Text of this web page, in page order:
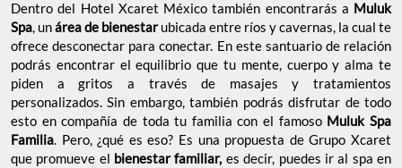
Dentro del Hotel Xcaret México también encontrarás a Muluk
Spa, unárea de bienestarubicada entre ríos y cavernas, la cual te
ofrece desconectar para conectar. En este santuario de relación
podrás encontrar el equilibrio que tu mente, cuerpo y alma te
piden a gritos a través de masajes y tratamientos
personalizados. Sin embargo, también podrás disfrutar de todo
esto en compañía de toda tu familia con el famoso Muluk Spa
Familia. Pero, ¿qué es eso? Es una propuesta de Grupo Xcaret
que promueve el bienestar familiar, es decir, puedes ir al spa en